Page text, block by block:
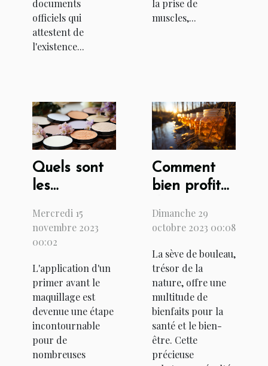
documents
officiels qui
attestent de
l'existence...
la prise de
muscles,...
Quels sont
les
d'appliquer
un primer
avant de
vous
maquiller ?
Mercredi 15
novembre 2023
00:02
L'application d'un
primer avant le
maquillage est
devenue une étape
incontournable
pour de
nombreuses
Comment
bien profiter
de la sève
?
Dimanche 29
octobre 2023 00:08
La sève de bouleau,
trésor de la
nature, offre une
multitude de
bienfaits pour la
santé et le bien-
être. Cette
précieuse